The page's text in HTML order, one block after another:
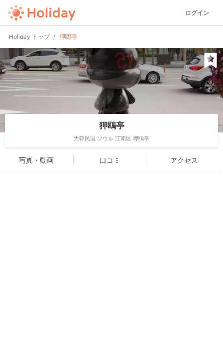
ログイン
Holiday トップ 狎鴎亭
狎鴎亭
大韓民国 ソウル 江南区 狎鴎亭
写真・動画 口コミ アクセス